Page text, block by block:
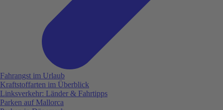
Fahrangst im Urlaub
Kraftstoffarten im Überblick
Linksverkehr: Länder & Fahrtipps
Parken auf Mallorca